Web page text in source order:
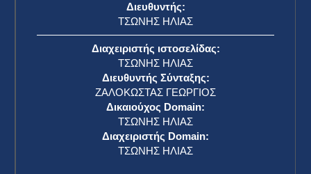
Διευθυντής:
ΤΣΩΝΗΣ ΗΛΙΑΣ
Διαχειριστής ιστοσελίδας:
ΤΣΩΝΗΣ ΗΛΙΑΣ
Διευθυντής Σύνταξης:
ΖΑΛΟΚΩΣΤΑΣ ΓΕΩΡΓΙΟΣ
Δικαιούχος Domain:
ΤΣΩΝΗΣ ΗΛΙΑΣ
Διαχειριστής Domain:
ΤΣΩΝΗΣ ΗΛΙΑΣ